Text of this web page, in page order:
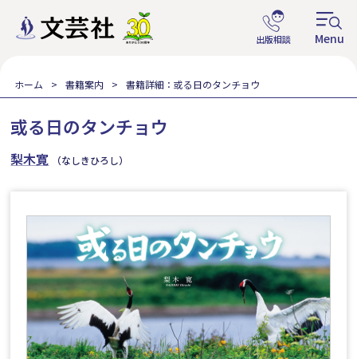
ホーム 書籍案内 書籍詳細：或る日のタンチョウ
或る日のタンチョウ
梨木寛 （なしきひろし）